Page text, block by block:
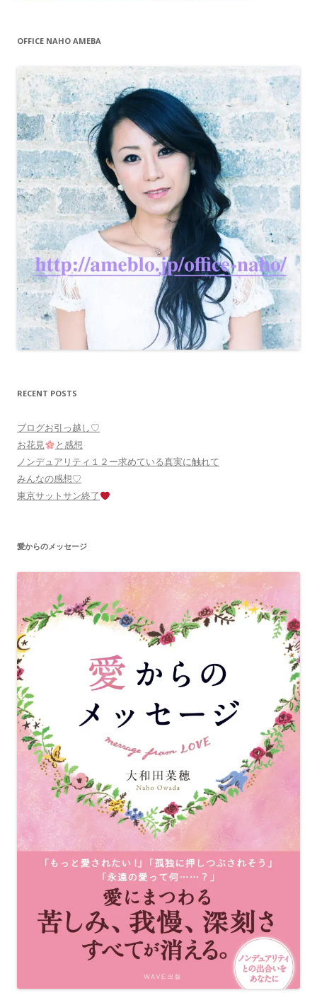
OFFICE NAHO AMEBA
RECENT POSTS
ブログお引っ越し♡
お花見
と感想
ノンデュアリティ１２ー求めている真実に触れて
みんなの感想♡
東京サットサン終了
愛からのメッセージ